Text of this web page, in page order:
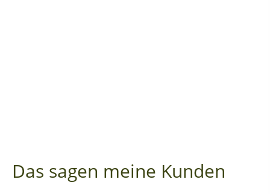
Das sagen meine Kunden